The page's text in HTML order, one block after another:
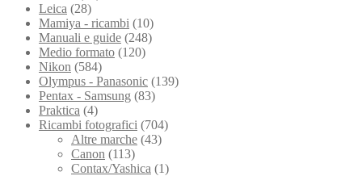
Leica (28)
Mamiya - ricambi (10)
Manuali e guide (248)
Medio formato (120)
Nikon (584)
Olympus - Panasonic (139)
Pentax - Samsung (83)
Praktica (4)
Ricambi fotografici (704)
Altre marche (43)
Canon (113)
Contax/Yashica (1)